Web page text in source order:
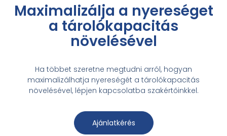
Maximalizálja a nyereséget
a tárolókapacitás
növelésével
Ha többet szeretne megtudni arról, hogyan
maximalizálhatja nyereségét a tárolókapacitás
növelésével, lépjen kapcsolatba szakértőinkkel.
Ajánlatkérés